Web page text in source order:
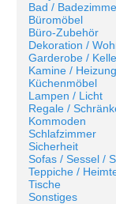
Bad /
Büromöbel
Büro-Zubehör
Dekoration /
Garderobe /
Kamine / Heizung
Küchenmöbel
Lampen / Licht
Regale /
Kommoden
Schlafzimmer
Sicherheit
Sofas / Sessel /
Teppiche /
Tische
Sonstiges